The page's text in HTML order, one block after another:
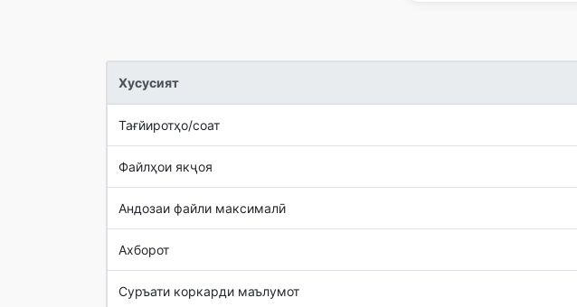
Хусусият
Тағйиротҳо/соат
Файлҳои якҷоя
Андозаи файли максималӣ
Ахборот
Суръати коркарди маълумот